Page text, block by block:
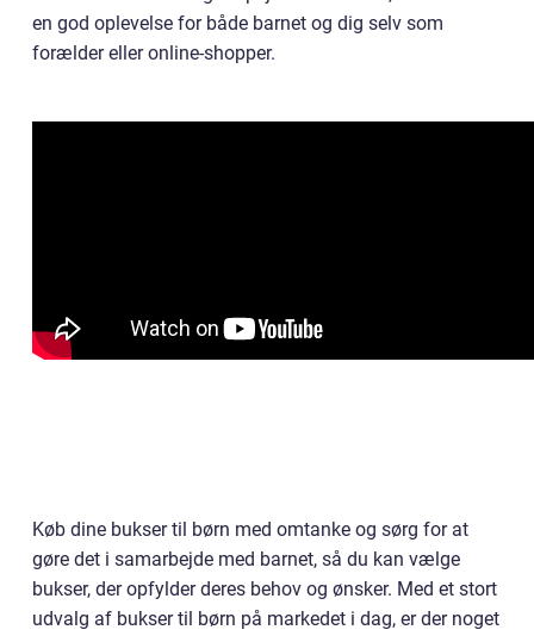
en god oplevelse for både barnet og dig selv som
forælder eller online-shopper.
Køb dine bukser til børn med omtanke og sørg for at
gøre det i samarbejde med barnet, så du kan vælge
bukser, der opfylder deres behov og ønsker. Med et stort
udvalg af bukser til børn på markedet i dag, er der noget